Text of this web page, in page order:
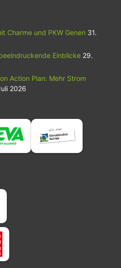
Charme und PKW Genen 31.
Einblicke 29.
Action Plan: Mehr Strom
2026